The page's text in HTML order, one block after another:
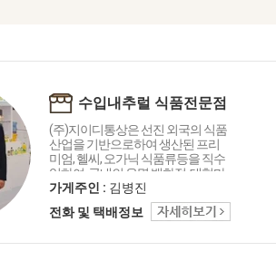
수입내추럴 식품전문점
(주)지이디통상은 선진 외국의 식품
산업을 기반으로하여 생산된 프리
미엄, 헬씨, 오가닉 식품류등을 직수
입하여, 국내의 유명 백화점, 대형마
트, 유기농전문점 등의 오프라인 마
켓과 소셜, 종합몰, 폐쇄몰 등의 온라
인 마켓에서 유통하고 있습니다.
가게주인 : 김병진
전화 및 택배정보